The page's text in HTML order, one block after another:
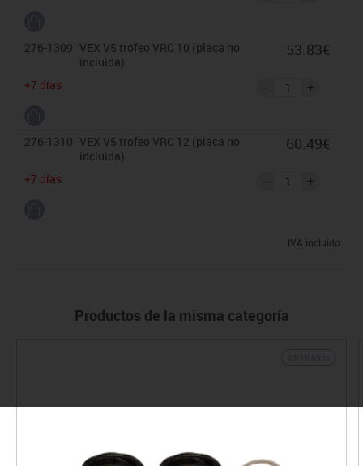
276-1309 VEX V5 trofeo VRC 10 (placa no
incluida)
+7 días
53.83€
276-1310 VEX V5 trofeo VRC 12 (placa no
incluida)
+7 días
60.49€
IVA incluido
Productos de la misma categoría